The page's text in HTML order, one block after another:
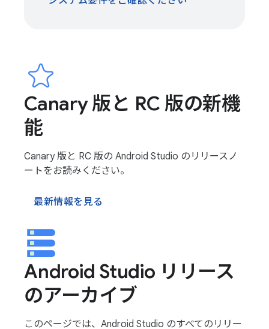
Canary 版と RC 版の新機
能
Canary 版と RC 版の Android Studio のリリースノ
ートをお読みください。
最新情報を見る
Android Studio リリース
のアーカイブ
このページでは、Android Studio のすべてのリリー